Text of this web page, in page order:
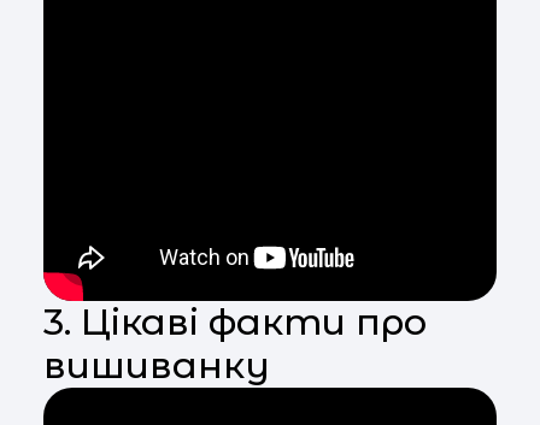
3. Цікаві факти про
вишиванку